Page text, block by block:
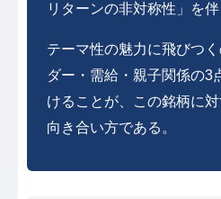
リターンの非対称性」を伴
テーマ性の魅力に飛びつ
ダー・需給・親子関係の3
けることが、この銘柄に
向き合い方である。